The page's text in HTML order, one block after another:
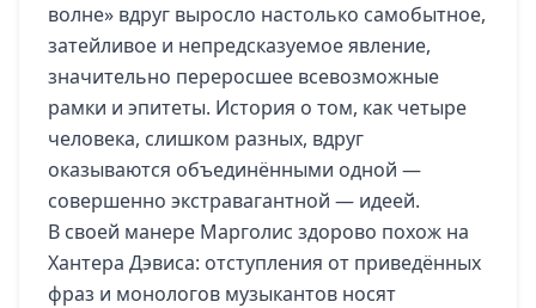
волне» вдруг выросло настолько самобытное,
затейливое и непредсказуемое явление,
значительно переросшее всевозможные
рамки и эпитеты. История о том, как четыре
человека, слишком разных, вдруг
оказываются объединёнными одной —
совершенно экстравагантной — идеей.
В своей манере Марголис здорово похож на
Хантера Дэвиса: отступления от приведённых
фраз и монологов музыкантов носят